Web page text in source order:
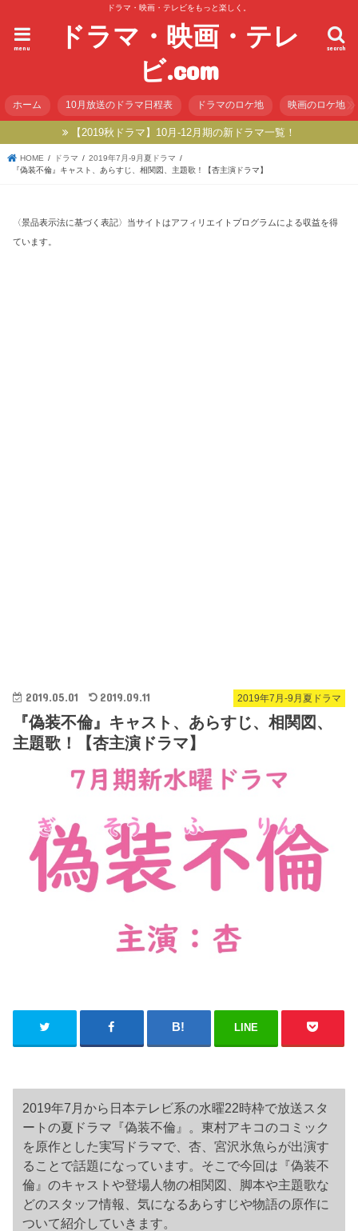
ドラマ・映画・テレビをもっと楽しく。
ドラマ・映画・テレ
ビ.com
search
menu
ホーム 10月放送のドラマ日程表 ドラマのロケ地 映画のロケ地
【2019秋ドラマ】10月-12月期の新ドラマ一覧！
HOME ドラマ
2019年7月-9月夏ドラマ
『偽装不倫』キャスト、あらすじ、相関図、主題歌！【杏主演ドラマ】
〈景品表示法に基づく表記〉当サイトはアフィリエイトプログラムによる収益を得
ています。
2019年7月-9月夏ドラマ
2019.05.01 2019.09.11
『偽装不倫』キャスト、あらすじ、相関図、
主題歌！【杏主演ドラマ】
LINE
2019年7月から日本テレビ系の水曜22時枠で放送スタ
ートの夏ドラマ『偽装不倫』。東村アキコのコミック
を原作とした実写ドラマで、杏、宮沢氷魚らが出演す
ることで話題になっています。そこで今回は『偽装不
倫』のキャストや登場人物の相関図、脚本や主題歌な
どのスタッフ情報、気になるあらすじや物語の原作に
ついて紹介していきます。